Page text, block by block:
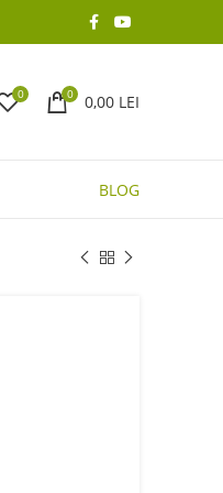
0 0 0,00 LEI
BLOG